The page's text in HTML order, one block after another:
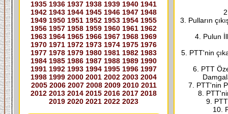
1935 1936 1937 1938 1939 1940 1941
1942 1943 1944 1945 1946 1947 1948
1949 1950 1951 1952 1953 1954 1955
1956 1957 1958 1959 1960 1961 1962
1963 1964 1965 1966 1967 1968 1969
1970 1971 1972 1973 1974 1975 1976
1977 1978 1979 1980 1981 1982 1983
1984 1985 1986 1987 1988 1989 1990
1991 1992 1993 1994 1995 1996 1997
1998 1999 2000 2001 2002 2003 2004
2005 2006 2007 2008 2009 2010 2011
2012 2013 2014 2015 2016 2017 2018
2019 2020 2021 2022 2023
3. Pulların
4. Pulun
5. PTT'nin
6. PTT
7. PTT'nin
8.
9.
10.